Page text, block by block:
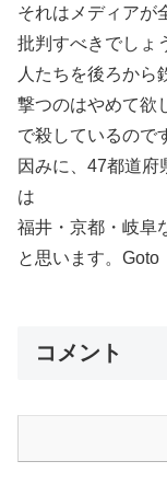
それはメディアが
批判すべきでしょ
人たちを後ろから
撃つのはやめて欲
で殺しているので
因みに、47都道府
は
福井・京都・岐阜
と思います。Goto
コメント